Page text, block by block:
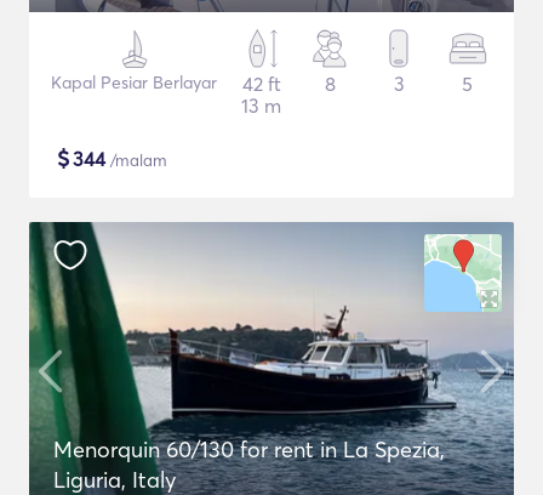
Kapal Pesiar Berlayar
42 ft
13 m
8 3 5
$344/malam
Menorquin 60/130 for rent in La Spezia,
Liguria, Italy